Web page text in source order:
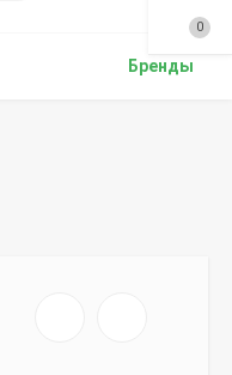
Бренды
0